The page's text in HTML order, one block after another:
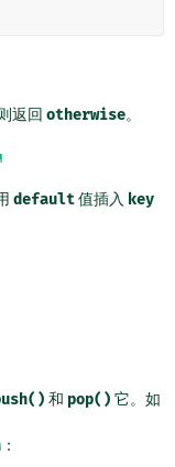
返回 otherwise。
default值插入 key
和 pop() 它。如
：